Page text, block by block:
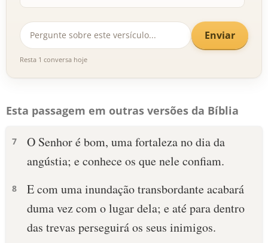
Enviar
Resta 1 conversa hoje
Esta passagem em outras versões da Bíblia
7
O Senhor é bom, uma fortaleza no dia da
angústia; e conhece os que nele confiam.
8
E com uma inundação transbordante acabará
duma vez com o lugar dela; e até para dentro
das trevas perseguirá os seus inimigos.